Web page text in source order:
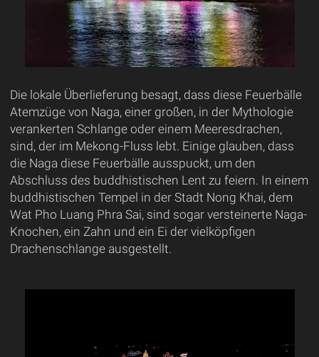
Die lokale Überlieferung besagt, dass diese Feuerbälle
Atemzüge von Naga, einer großen, in der Mythologie
verankerten Schlange oder einem Meeresdrachen,
sind, der im Mekong-Fluss lebt. Einige glauben, dass
die Naga diese Feuerbälle ausspuckt, um den
Abschluss des buddhistischen Lent zu feiern. In einem
buddhistischen Tempel in der Stadt Nong Khai, dem
Wat Pho Luang Phra Sai, sind sogar versteinerte Naga-
Knochen, ein Zahn und ein Ei der vielköpfigen
Drachenschlange ausgestellt.